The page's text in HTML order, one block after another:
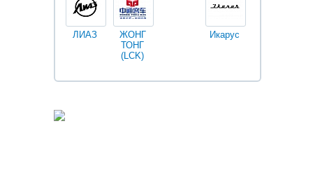
ЛИАЗ
ЖОНГ
ТОНГ
(LCK)
Икарус